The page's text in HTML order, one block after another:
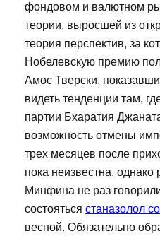
фондовом и валютном
теории, выросшей из
теория перспектив, за
Нобелевскую премию
Амос Тверски,
видеть тенденции там,
партии Бхаратия
возможность отмены
трех месяцев после
пока неизвестна, однако
Минфина не раз
состояться станазолол
весной. Обязательно